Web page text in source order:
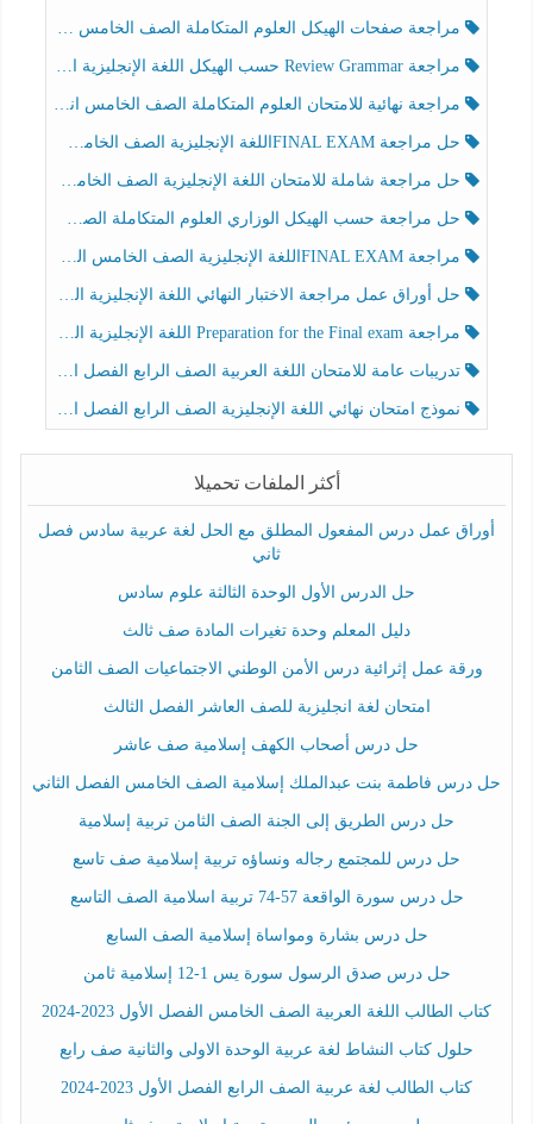
مراجعة صفحات الهيكل العلوم المتكاملة الصف الخامس انسبير الفصل الثالث
مراجعة Review Grammar حسب الهيكل اللغة الإنجليزية الصف الخامس الفصل الثالث
مراجعة نهائية للامتحان العلوم المتكاملة الصف الخامس انسبير الفصل الثالث
حل مراجعة FINAL EXAMاللغة الإنجليزية الصف الخامس الفصل الثالث
حل مراجعة شاملة للامتحان اللغة الإنجليزية الصف الخامس الفصل الثالث
حل مراجعة حسب الهيكل الوزاري العلوم المتكاملة الصف الخامس عام الفصل الثالث
مراجعة FINAL EXAMاللغة الإنجليزية الصف الخامس الفصل الثالث
حل أوراق عمل مراجعة الاختبار النهائي اللغة الإنجليزية الصف الرابع الفصل الثالث
مراجعة Preparation for the Final exam اللغة الإنجليزية الصف الرابع الفصل الثالث
تدريبات عامة للامتحان اللغة العربية الصف الرابع الفصل الثالث
نموذج امتحان نهائي اللغة الإنجليزية الصف الرابع الفصل الثالث
أكثر الملفات تحميلا
أوراق عمل درس المفعول المطلق مع الحل لغة عربية سادس فصل
ثاني
حل الدرس الأول الوحدة الثالثة علوم سادس
دليل المعلم وحدة تغيرات المادة صف ثالث
ورقة عمل إثرائية درس الأمن الوطني الاجتماعيات الصف الثامن
امتحان لغة انجليزية للصف العاشر الفصل الثالث
حل درس أصحاب الكهف إسلامية صف عاشر
حل درس فاطمة بنت عبدالملك إسلامية الصف الخامس الفصل الثاني
حل درس الطريق إلى الجنة الصف الثامن تربية إسلامية
حل درس للمجتمع رجاله ونساؤه تربية إسلامية صف تاسع
حل درس سورة الواقعة 57-74 تربية اسلامية الصف التاسع
حل درس بشارة ومواساة إسلامية الصف السابع
حل درس صدق الرسول سورة يس 1-12 إسلامية ثامن
كتاب الطالب اللغة العربية الصف الخامس الفصل الأول 2023-2024
حلول كتاب النشاط لغة عربية الوحدة الاولى والثانية صف رابع
كتاب الطالب لغة عربية الصف الرابع الفصل الأول 2023-2024